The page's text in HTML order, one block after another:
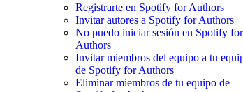
Registrarte en Spotify for Authors
Invitar autores a Spotify for Authors
No puedo iniciar sesión en Spotify for
Authors
Invitar miembros del equipo a tu
de Spotify for Authors
Eliminar miembros de tu equipo de